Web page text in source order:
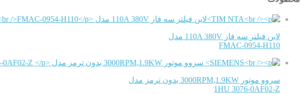
لاین فیلتر سه فاز 110A 380V مدل
FMAC-0954-H110
سروو موتور 3000RPM,1.9KW بدون ترمز مدل
1HU 3076-0AF02-Z